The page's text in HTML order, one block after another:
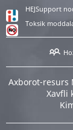
HEJSupport
Toksik
Аxborot-resurs
Xavfli